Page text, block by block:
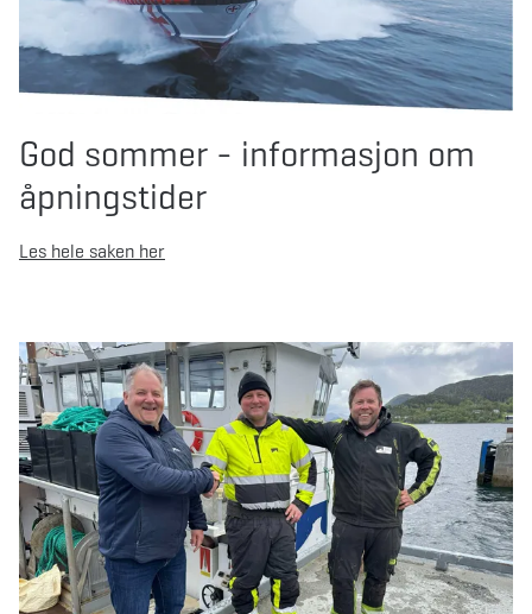
God sommer - informasjon om
åpningstider
Les hele saken her